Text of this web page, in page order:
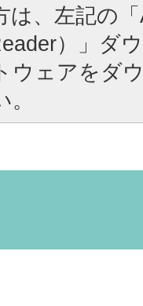
は、左記の
）」ダ
ウェアをダ